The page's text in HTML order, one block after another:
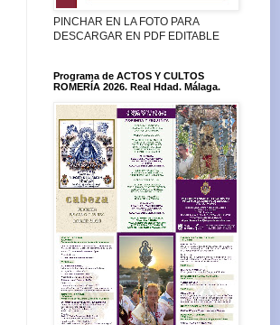
PINCHAR EN LA FOTO PARA
DESCARGAR EN PDF EDITABLE
Programa de ACTOS Y CULTOS
ROMERÍA 2026. Real Hdad. Málaga.